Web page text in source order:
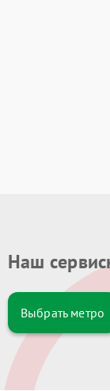
Наш
Выбрать метро